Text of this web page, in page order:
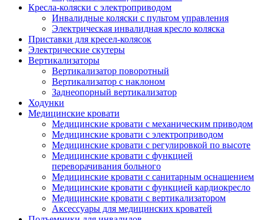
Кресла-коляски с электроприводом
Инвалидные коляски с пультом управления
Электрическая инвалидная кресло коляска
Приставки для кресел-колясок
Электрические скутеры
Вертикализаторы
Вертикализатор поворотный
Вертикализатор с наклоном
Заднеопорный вертикализатор
Ходунки
Медицинские кровати
Медицинские кровати с механическим приводом
Медицинские кровати с электроприводом
Медицинские кровати с регулировкой по высоте
Медицинские кровати с функцией
переворачивания больного
Медицинские кровати с санитарным оснащением
Медицинские кровати с функцией кардиокресло
Медицинские кровати с вертикализатором
Аксессуары для медицинских кроватей